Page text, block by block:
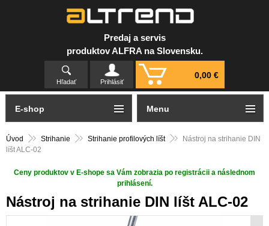
Predaj a servis
produktov ALFRA na Slovensku.
Hľadať Prihlásiť
0,00 €
Úvod Strihanie Strihanie profilových líšt
Nástroj na strihanie DIN
líšt ALC-02
Ceny produktov v E-shope sa Vám zobrazia po registrácii a následnom
prihlásení.
Nástroj na strihanie DIN líšt ALC-02
E-shop Menu